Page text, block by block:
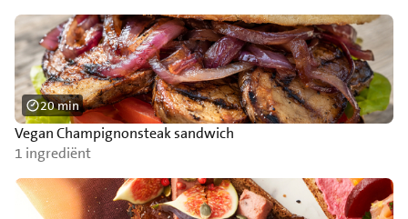
Vegan Champignonsteak sandwich
1 ingrediënt
20 min